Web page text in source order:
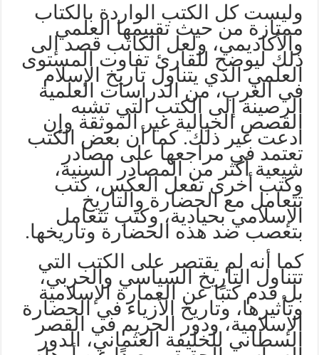
وليست كل الكتب الواردة بالكتاب
ممتازة من حيث تقييمها العلمي
والأكاديمي، ولعل الكاتب قصد إلى
ذلك ليوضح للقارئ تفاوت المستوى
العلمي الذي يتناول تاريخ الإسلام
في الغرب، من الدراسات العلمية
الرصينة إلى الكتب التي تشبه
القصص الخيالية غير الموثقة وإن
ادعت غير ذلك. كما أن بعض الكتب
تعتمد في مراجعها على مصادر
شيعية أكثر من المصادر السنية،
وكتب أخرى تفعل العكس، كتب
تتعامل مع الحضارة والتاريخ
الإسلامي بحيادية، وكتب تتعامل
بتعصب ضد هذه الحضارة وتاريخها.
كما أنه لم يقتصر على الكتب التي
تتناول التاريخ السياسي والحربي،
بل قدم كتبًا عن العمارة الإسلامية
وتأثيرها، وتاريخ الأزياء في الحضارة
الإسلامية، ودور الحريم في القصر
السطاني للخليفة العثماني، الدور